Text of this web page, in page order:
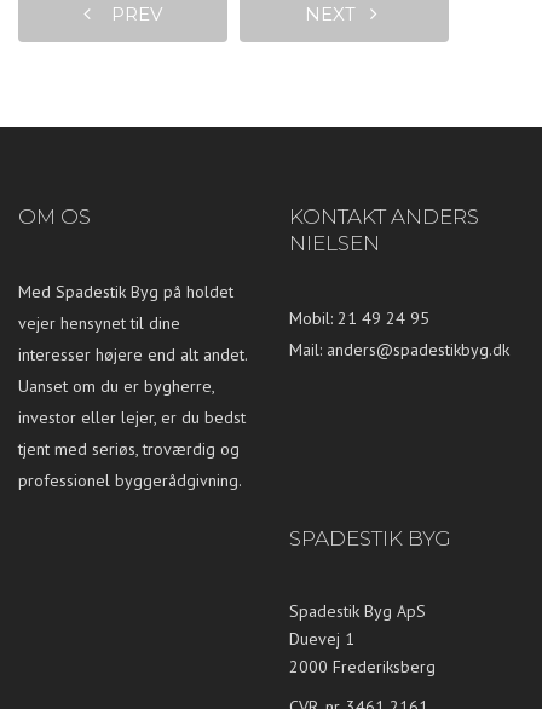
PREV NEXT
OM OS
Med Spadestik Byg på holdet
vejer hensynet til dine
interesser højere end alt andet.
Uanset om du er bygherre,
investor eller lejer, er du bedst
tjent med seriøs, troværdig og
professionel byggerådgivning.
KONTAKT ANDERS
NIELSEN
Mobil: 21 49 24 95
Mail: anders@spadestikbyg.dk
SPADESTIK BYG
Spadestik Byg ApS
Duevej 1
2000 Frederiksberg